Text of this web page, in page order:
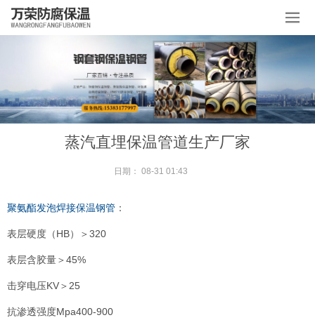
蒸汽直埋保温管道生产厂家
日期： 08-31 01:43
聚氨酯发泡焊接保温钢管 ：
表层硬度（HB）＞320
表层含胶量＞45%
击穿电压KV＞25
抗渗透强度Mpa400-900